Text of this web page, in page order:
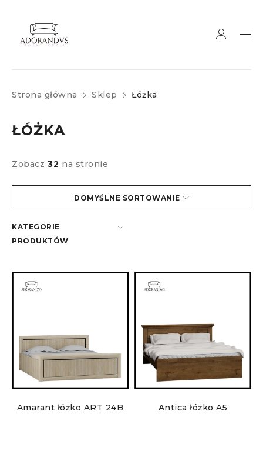
Strona główna Sklep Łóżka
ŁÓŻKA
DOMYŚLNE SORTOWANIE
Zobacz 32 na stronie
KATEGORIE
PRODUKTÓW
Amarant łóżko ART 24B Antica łóżko A5